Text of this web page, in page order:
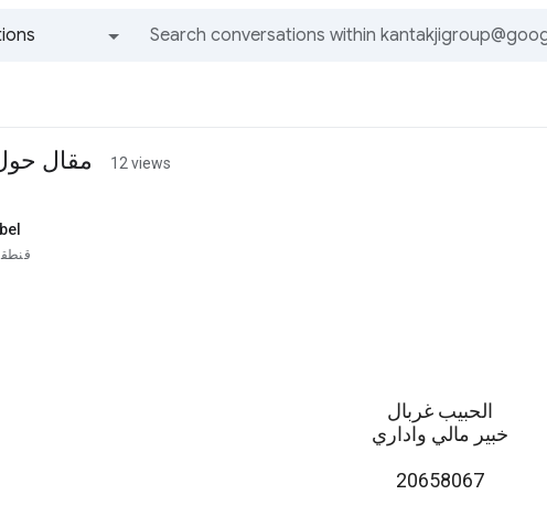
مقال 12 views
الحبيب غربال
خبير مالي واداري
20658067